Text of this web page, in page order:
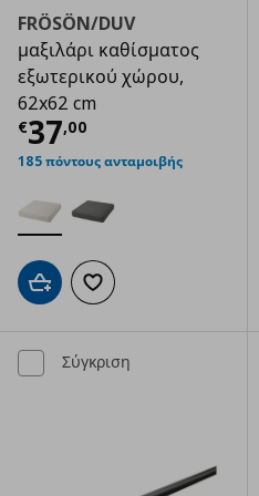
FRÖSÖN/DUV
μαξιλάρι καθίσματος
εξωτερικού χώρου,
62x62 cm
€37,00
Τρέχουσα τιμή
185 πόντους ανταμοιβής
Προσθήκη στο καλάθι
Προσθήκη στα αγαπημένα
Σύγκριση